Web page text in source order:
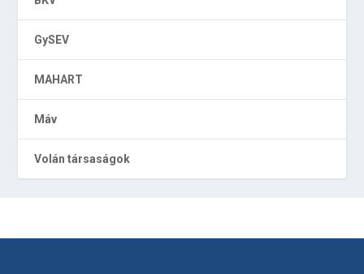
GySEV
MAHART
Máv
Volán társaságok